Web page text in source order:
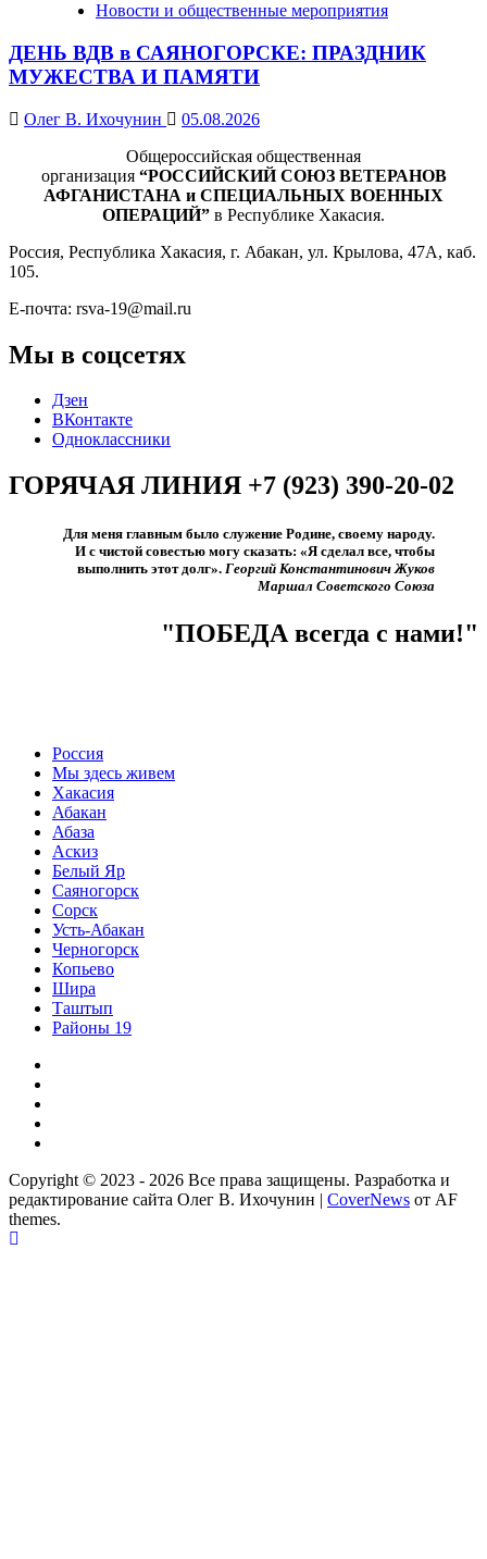
Новости и общественные мероприятия
ДЕНЬ ВДВ в САЯНОГОРСКЕ: ПРАЗДНИК
МУЖЕСТВА И ПАМЯТИ
Олег В. Ихочунин
05.08.2026
Общероссийская общественная
организация “РОССИЙСКИЙ СОЮЗ ВЕТЕРАНОВ
АФГАНИСТАНА и СПЕЦИАЛЬНЫХ ВОЕННЫХ
ОПЕРАЦИЙ” в Республике Хакасия.
Россия, Республика Хакасия, г. Абакан, ул. Крылова, 47А, каб.
105.
Е-почта: rsva-19@mail.ru
Мы в соцсетях
Дзен
ВКонтакте
Одноклассники
ГОРЯЧАЯ ЛИНИЯ +7 (923) 390-20-02
Для меня главным было служение Родине, своему народу.
И с чистой совестью могу сказать: «Я сделал все, чтобы
выполнить этот долг».​ Георгий Константинович Жуков
Маршал Советского Союза
"ПОБЕДА всегда с нами!"
Россия
Мы здесь живем
Хакасия
Абакан
Абаза
Аскиз
Белый Яр
Саяногорск
Сорск
Усть-Абакан
Черногорск
Копьево
Шира
Таштып
Районы 19
Copyright © 2023 - 2026 Все права защищены. Разработка и
редактирование сайта Олег В. Ихочунин | CoverNews от AF
themes.